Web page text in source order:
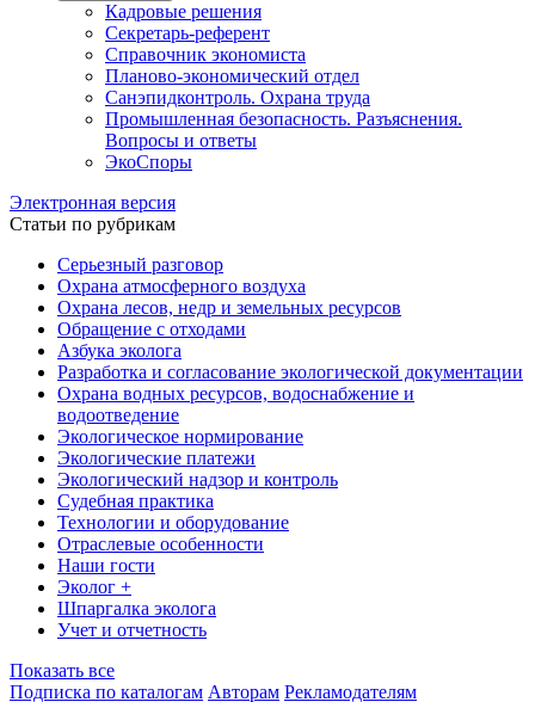
Кадровые решения
Секретарь-референт
Справочник экономиста
Планово-экономический отдел
Санэпидконтроль. Охрана труда
Промышленная безопасность. Разъяснения.
Вопросы и ответы
ЭкоСпоры
Электронная версия
Статьи по рубрикам
Серьезный разговор
Охрана атмосферного воздуха
Охрана лесов, недр и земельных ресурсов
Обращение с отходами
Азбука эколога
Разработка и согласование экологической документации
Охрана водных ресурсов, водоснабжение и
водоотведение
Экологическое нормирование
Экологические платежи
Экологический надзор и контроль
Судебная практика
Технологии и оборудование
Отраслевые особенности
Наши гости
Эколог +
Шпаргалка эколога
Учет и отчетность
Показать все
Подписка по каталогам Авторам Рекламодателям